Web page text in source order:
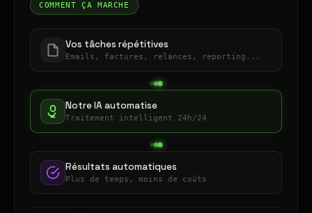
COMMENT ÇA MARCHE
Vos tâches répétitives
Emails, factures, relances, reporting...
Notre IA automatise
Traitement intelligent 24h/24
Résultats automatiques
Plus de temps, moins de coûts